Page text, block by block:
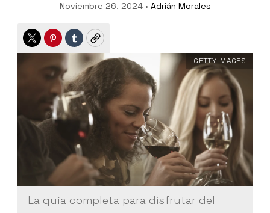
Noviembre 26, 2024 • Adrián Morales
TwitterPinterest
TumblrCopy
La guía completa para disfrutar del
GETTY IMAGES